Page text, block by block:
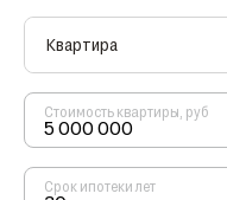
Стоимость квартиры, руб
Срок ипотеки лет